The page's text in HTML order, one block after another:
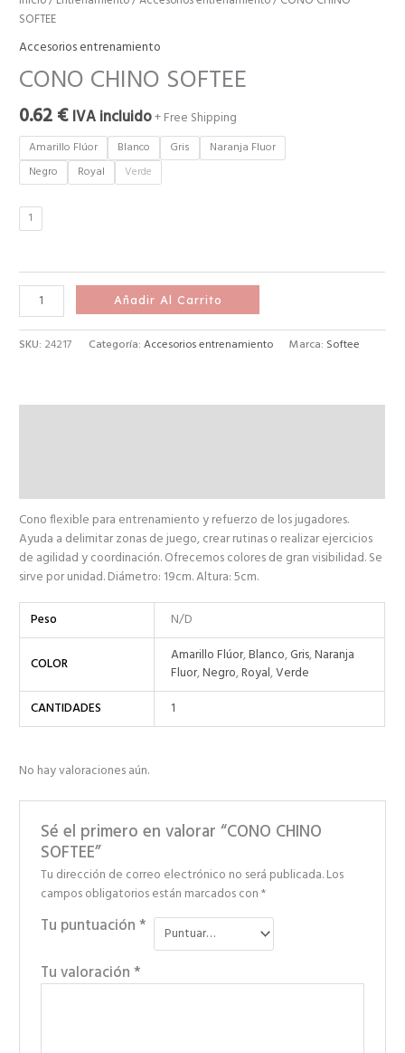
SOFTEE
Accesorios entrenamiento
CONO CHINO SOFTEE
0.62€ IVA incluido+ Free Shipping
Amarillo Flúor Blanco Gris
Naranja Fluor
Negro
Royal Verde
1
Añadir Al Carrito
SKU: 24217 Categoría:Accesorios entrenamiento Marca: Softee
Cono flexible para entrenamiento y refuerzo de los jugadores.
Ayuda a delimitar zonas de juego, crear rutinas o realizar ejercicios
de agilidad y coordinación. Ofrecemos colores de gran visibilidad. Se
sirve por unidad. Diámetro: 19cm. Altura: 5cm.
Peso N/D
COLOR Amarillo Flúor,Blanco,Gris,Naranja
Fluor,Negro,Royal,Verde
CANTIDADES
1
No hay valoraciones aún.
Sé el primero en valorar “CONO CHINO
SOFTEE”
Tu dirección de correo electrónico no será publicada.Los
campos obligatorios están marcados con*
Tu puntuación*
Tu valoración*